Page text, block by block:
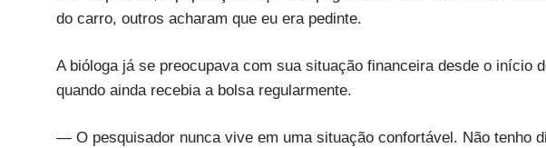
do carro, outros acharam que eu era pedinte.
A bióloga já se preocupava com sua situação financeira desde o início
quando ainda recebia a bolsa regularmente.
— O pesquisador nunca vive em uma situação confortável. Não tenho